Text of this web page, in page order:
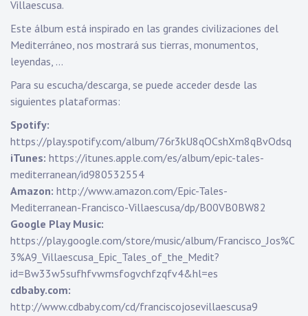
Villaescusa.
Este álbum está inspirado en las grandes civilizaciones del
Mediterráneo, nos mostrará sus tierras, monumentos,
leyendas, …
Para su escucha/descarga, se puede acceder desde las
siguientes plataformas:
Spotify:
https://play.spotify.com/album/76r3kU8qOCshXm8qBvOdsq
iTunes: https://itunes.apple.com/es/album/epic-tales-
mediterranean/id980532554
Amazon: http://www.amazon.com/Epic-Tales-
Mediterranean-Francisco-Villaescusa/dp/B00VB0BW82
Google Play Music:
https://play.google.com/store/music/album/Francisco_Jos%C
3%A9_Villaescusa_Epic_Tales_of_the_Medit?
id=Bw33w5sufhfvwmsfogvchfzqfv4&hl=es
cdbaby.com:
http://www.cdbaby.com/cd/franciscojosevillaescusa9